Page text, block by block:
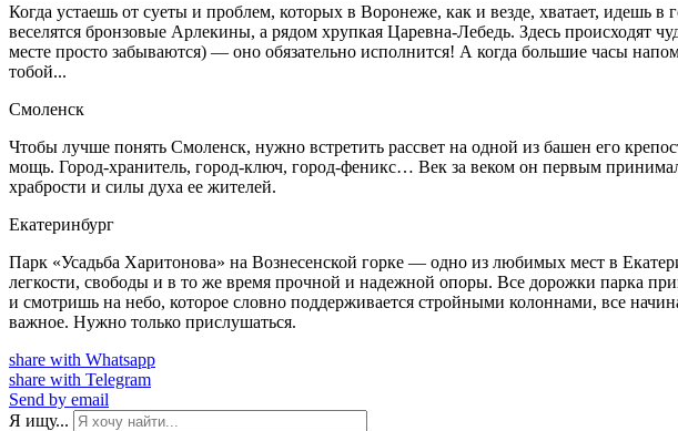
Когда устаешь от суеты и проблем, которых в Воронеже, как и везде, хватает, идешь в
веселятся бронзовые Арлекины, а рядом хрупкая Царевна-Лебедь. Здесь происходят
месте просто забываются) — оно обязательно исполнится! А когда большие часы
тобой...
Смоленск
Чтобы лучше понять Смоленск, нужно встретить рассвет на одной из башен его
мощь. Город-хранитель, город-ключ, город-феникс… Век за веком он первым
храбрости и силы духа ее жителей.
Екатеринбург
Парк «Усадьба Харитонова» на Вознесенской горке — одно из любимых мест в
легкости, свободы и в то же время прочной и надежной опоры. Все дорожки парка
и смотришь на небо, которое словно поддерживается стройными колоннами, все
важное. Нужно только прислушаться.
share with Whatsapp
share with Telegram
Send by email
Я ищу...